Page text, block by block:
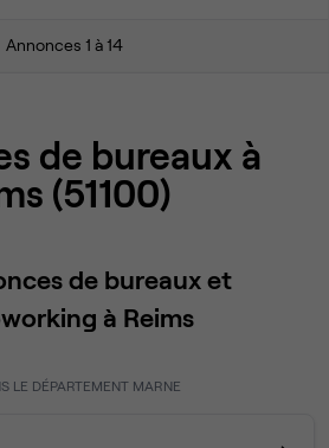
Annonces 1 à 14
de bureaux à
(51100)
de bureaux et
à Reims
LE DÉPARTEMENT MARNE